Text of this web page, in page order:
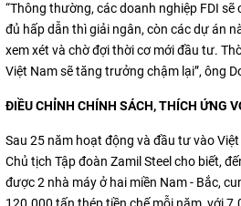
“Thông thường, các doanh nghiệp FDI
đủ hấp dẫn thì giải ngân, còn các dự án
xem xét và chờ đợi thời cơ mới đầu tư.
Việt Nam sẽ tăng trưởng chậm lại”, ông
ĐIỀU CHỈNH CHÍNH SÁCH, THÍCH ỨNG
Sau 25 năm hoạt động và đầu tư vào
Chủ tịch Tập đoàn Zamil Steel cho biết,
được 2 nhà máy ở hai miền Nam - Bắc,